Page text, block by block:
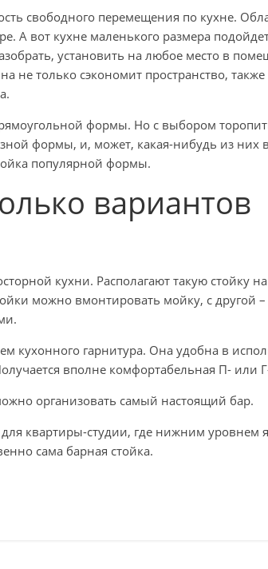
свободного перемещения по кухне.
А вот кухне маленького размера
установить на любое место в
не только сэкономит пространство,
формы. Но с выбором
формы, и, может, какая-нибудь из них
популярной формы.
вариантов
кухни. Располагают такую стойку
можно вмонтировать мойку, с другой –
кухонного гарнитура. Она удобна в
вполне комфортабельная П- или
организовать самый настоящий бар.
квартиры-студии, где нижним уровнем
сама барная стойка.